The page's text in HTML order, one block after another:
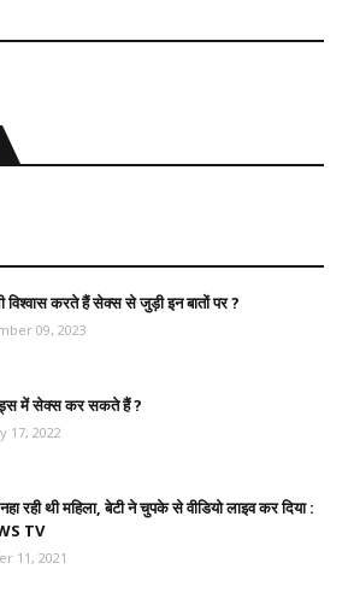
विश्वास करते हैं सेक्स से जुड़ी इन बातों पर ?
09, 2023
में सेक्स कर सकते हैं ?
17, 2022
रही थी महिला, बेटी ने चुपके से वीडियो लाइव कर दिया :
TV
11, 2021